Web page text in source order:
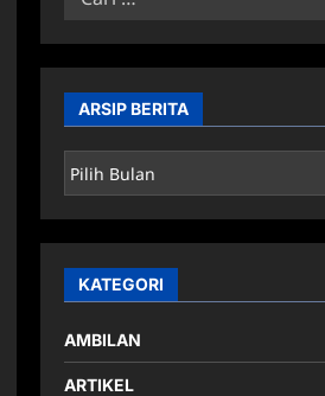
ARSIP BERITA
ARSIP
BERITA
KATEGORI
AMBILAN
ARTIKEL